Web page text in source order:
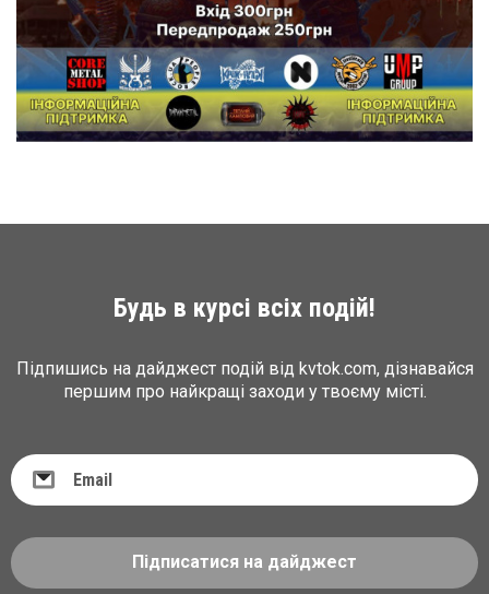
Будь в курсі всіх подій!
Підпишись на дайджест подій від kvtok.com, дізнавайся
першим про найкращі заходи у твоєму місті.
Підписатися на дайджест